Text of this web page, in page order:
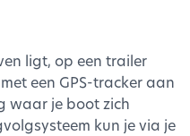
ligt, op een trailer
een GPS-tracker aan
waar je boot zich
kun je via je